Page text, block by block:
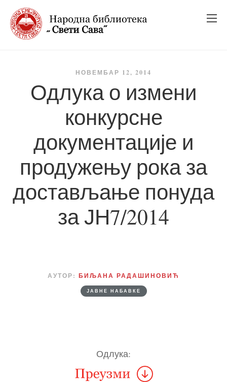
_
_
НОВЕМБАР 12, 2014
Одлука о измени
конкурсне
документације и
продужењу рока за
достављање понуда
за ЈН7/2014
АУТОР: БИЉАНА РАДАШИНОВИЋ
ЈАВНЕ НАБАВКЕ
Одлука: